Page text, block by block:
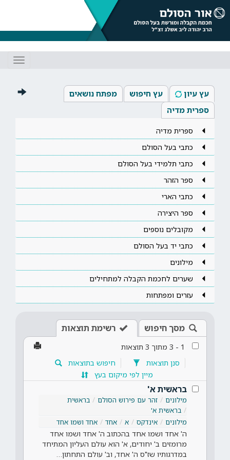
עץ עיון עץ חיפוש
מפתח נושאים
ספרית מדיה
ספרית מדיה
כתבי בעל הסולם
כתבי תלמידי בעל הסולם
ספר הזהר
כתבי הארי
ספר היצירה
מקובלים נוספים
כתבי יד בעל הסולם
מילונים
שערים לחכמת הקבלה למתחילים
עזרים ומפתחות
מסך חיפוש רשימת תוצאות
1
-
3 מתוך 3 תוצאות
סנן תוצאות
חיפוש בתוצאות
מיין לפי מיקום בעץ
בראשית א'
מילונים זהר עם פירוש הסולם
בראשית
בראשית א'
מילונים
אינדקס א אחד אחד ושמו אחד
ה' אחד ושמו אחד בהכתוב ה' אחד ושמו אחד
מרומזים ב' יחודים, א' הוא עולם העליון המתיחד
במדרגותיו שז"ס ה' אחד, וב' עולם התחתון…